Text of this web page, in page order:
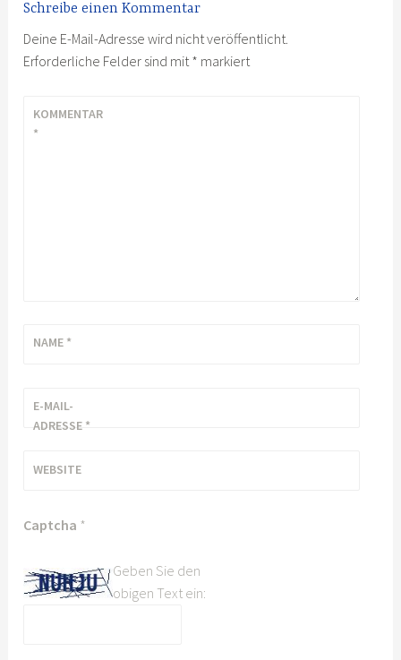
Schreibe einen Kommentar
Deine E-Mail-Adresse wird nicht veröffentlicht.
Erforderliche Felder sind mit* markiert
KOMMENTAR
*
NAME *
E-MAIL-
ADRESSE *
WEBSITE
Captcha *
Geben Sie den
obigen Text ein: